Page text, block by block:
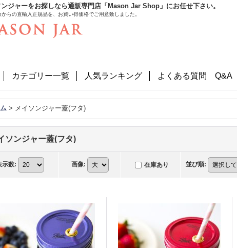
ジャーをお探しなら通販専門店「Mason Jar Shop」にお任せ下さい。
からの直輸入正規品を、お買い得価格でご用意致しました。
カテゴリー一覧 人気ランキング よくある質問 Q&A
> メイソンジャー蓋(フタ)
ソンジャー蓋(フタ)
示数: 画像: 在庫あり 並び順: